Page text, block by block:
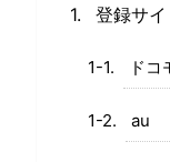
登録サ
ドコ
au